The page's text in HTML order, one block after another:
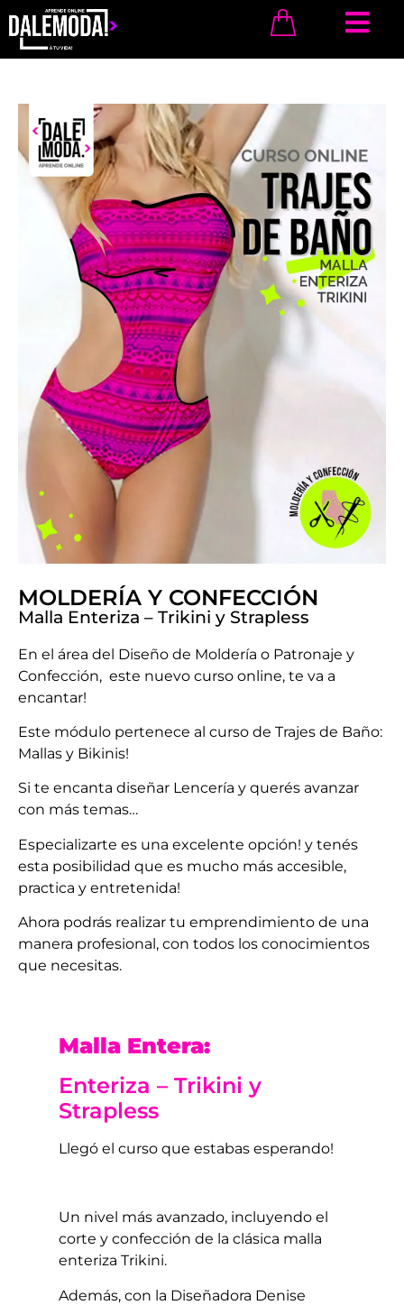
MOLDERÍA Y CONFECCIÓN
Malla Enteriza – Trikini y Strapless
En el área del Diseño de Moldería o Patronaje y
Confección, este nuevo curso online, te va a
encantar!
Este módulo pertenece al curso de Trajes de Baño:
Mallas y Bikinis!
Si te encanta diseñar Lencería y querés avanzar
con más temas…
Especializarte es una excelente opción! y tenés
esta posibilidad que es mucho más accesible,
practica y entretenida!
Ahora podrás realizar tu emprendimiento de una
manera profesional, con todos los conocimientos
que necesitas.
Malla Entera:
Enteriza – Trikini y
Strapless
Llegó el curso que estabas esperando!
Un nivel más avanzado, incluyendo el
corte y confección de la clásica malla
enteriza Trikini.
Además, con la Diseñadora Denise